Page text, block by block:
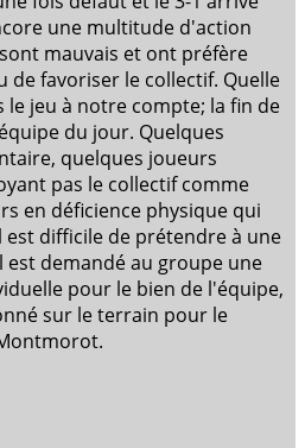
une multitude d'action
mauvais et ont préfère
de favoriser le collectif. Quelle
jeu à notre compte; la fin de
du jour. Quelques
quelques joueurs
pas le collectif comme
en déficience physique qui
difficile de prétendre à une
est demandé au groupe une
pour le bien de l'équipe,
sur le terrain pour le